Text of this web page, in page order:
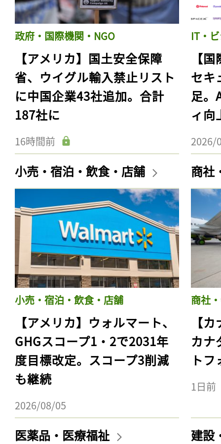
政府・国際機関・NGO
【アメリカ】国土安全保障
省、ウイグル輸入禁止リスト
に中国企業43社追加。合計
187社に
16時間前
IT・
【
セキ
足。
ィ向
2026/
小売・宿泊・飲食・店舗
小売・宿泊・飲食・店舗
【アメリカ】ウォルマート、
GHGスコープ1・2で2031年
度目標改定。スコープ3削減
も継続
2026/08/05
商社
商社
【
カナ
ト
1日前
医薬品・医療福祉 建設